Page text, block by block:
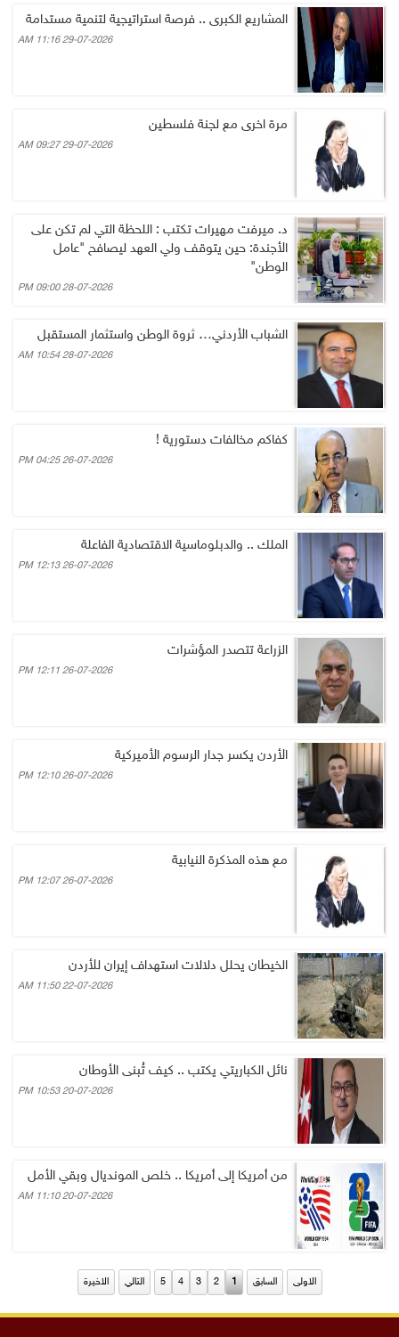
المشاريع الكبرى .. فرصة استراتيجية لتنمية مستدامة
29-07-2026 11:16 AM
مرة اخرى مع لجنة فلسطين
29-07-2026 09:27 AM
د. ميرفت مهيرات تكتب : اللحظة التي لم تكن على
الأجندة: حين يتوقف ولي العهد ليصافح "عامل
الوطن"
28-07-2026 09:00 PM
الشباب الأردني… ثروة الوطن واستثمار المستقبل
28-07-2026 10:54 AM
كفاكم مخالفات دستورية !
26-07-2026 04:25 PM
الملك .. والدبلوماسية الاقتصادية الفاعلة
26-07-2026 12:13 PM
الزراعة تتصدر المؤشرات
26-07-2026 12:11 PM
الأردن يكسر جدار الرسوم الأميركية
26-07-2026 12:10 PM
مع هذه المذكرة النيابية
26-07-2026 12:07 PM
الخيطان يحلل دلالات استهداف إيران للأردن
22-07-2026 11:50 AM
نائل الكباريتي يكتب .. كيف تُبنى الأوطان
20-07-2026 10:53 PM
من أمريكا إلى أمريكا .. خلص المونديال وبقي الأمل
20-07-2026 11:10 AM
الاولى السابق 1
2
3
4
5 التالي الاخيرة